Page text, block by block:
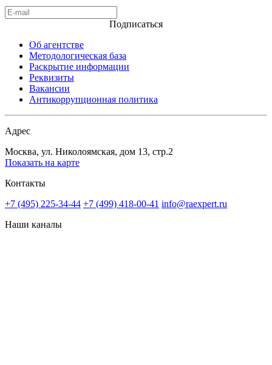
Подписаться
Об агентстве
Методологическая база
Раскрытие информации
Реквизиты
Вакансии
Антикоррупционная политика
Адрес
Москва, ул. Николоямская, дом 13, стр.2
Показать на карте
Контакты
+7 (495) 225-34-44 +7 (499) 418-00-41 info@raexpert.ru
Наши каналы